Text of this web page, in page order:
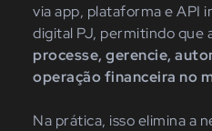
via app, plataforma e API
digital PJ, permitindo que
processe, gerencie,
operação financeira no
Na prática, isso elimina a